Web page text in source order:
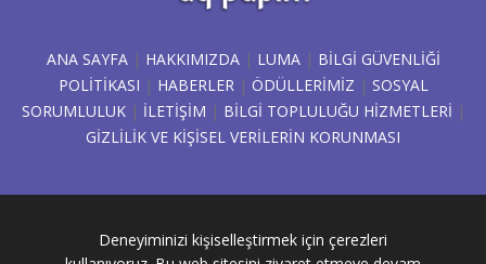
ANA SAYFA| HAKKIMIZDA| LUMA| BILGI GÜVENLIĞI
POLITIKASI | HABERLER| ÖDÜLLERİMİZ | SOSYAL
SORUMLULUK| İLETİŞİM | BİLGİ TOPLULUĞU HİZMETLERİ |
GIZLILIK VE KIŞISEL VERILERIN KORUNMASI
Deneyiminizi kişiselleştirmek için çerezleri